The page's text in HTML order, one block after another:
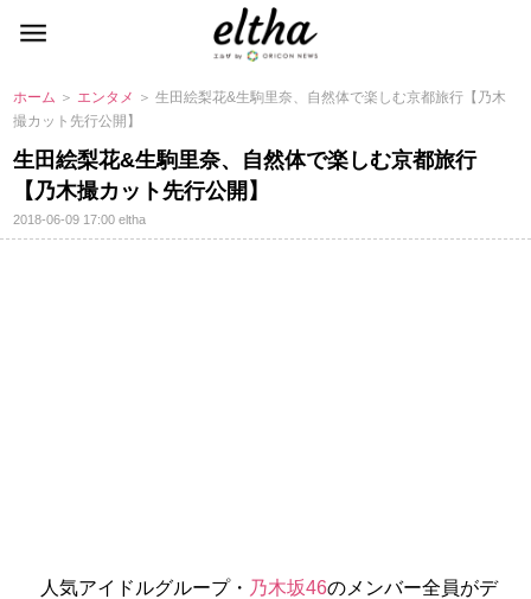
ホーム ＞ エンタメ ＞ 生田絵梨花&生駒里奈、自然体で楽しむ京都旅行【乃木
撮カット先行公開】
生田絵梨花&生駒里奈、自然体で楽しむ京都旅行
【乃木撮カット先行公開】
2018-06-09 17:00eltha
人気アイドルグループ・ 乃木坂46のメンバー全員がデ